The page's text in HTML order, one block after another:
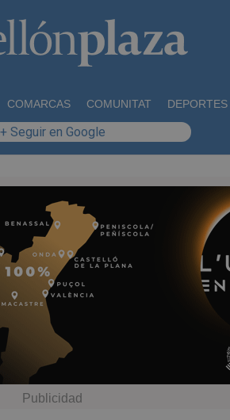
COMARCAS COMUNITAT DEPORTES
+ Seguir en Google